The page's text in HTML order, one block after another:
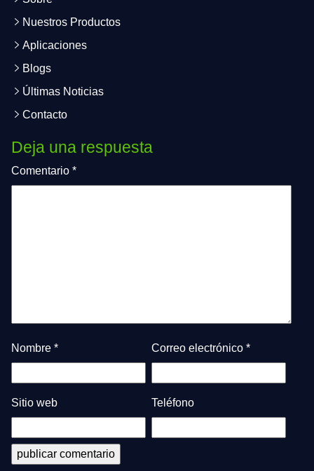
Nuestros Productos
Aplicaciones
Blogs
Últimas Noticias
Contacto
Deja una respuesta
Comentario *
Nombre * Correo electrónico *
Sitio web Teléfono